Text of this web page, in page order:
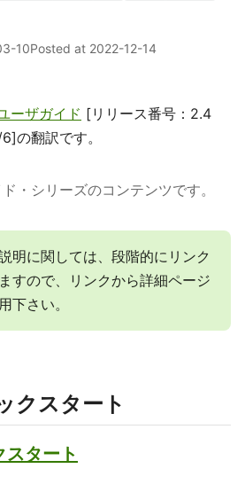
10Posted at 2022-12-14
ーザガイド [リリース番号：2.4
の翻訳です。
・シリーズのコンテンツです。
明に関しては、段階的にリンク
すので、リンクから詳細ページ
下さい。
クスタート
タート